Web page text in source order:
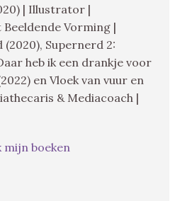
| Illustrator |
Vorming |
Supernerd 2:
heb ik een drankje voor
en Vloek van vuur en
& Mediacoach |
mijn boeken